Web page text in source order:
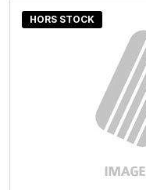
HORS STOCK